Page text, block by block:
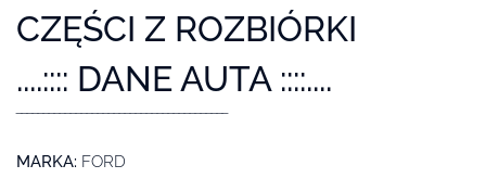
CZĘŚCI Z ROZBIÓRKI
....:::: DANE AUTA ::::....
‾‾‾‾‾‾‾‾‾‾‾‾‾‾‾‾‾‾‾‾‾‾‾‾‾‾‾‾‾‾‾‾‾‾‾‾‾‾‾
MARKA: FORD